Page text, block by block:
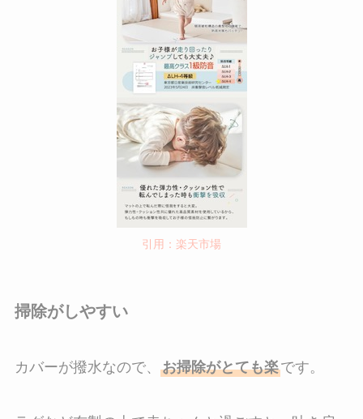
引用：楽天市場
掃除がしやすい
カバーが撥水なので、 お掃除がとても楽です。